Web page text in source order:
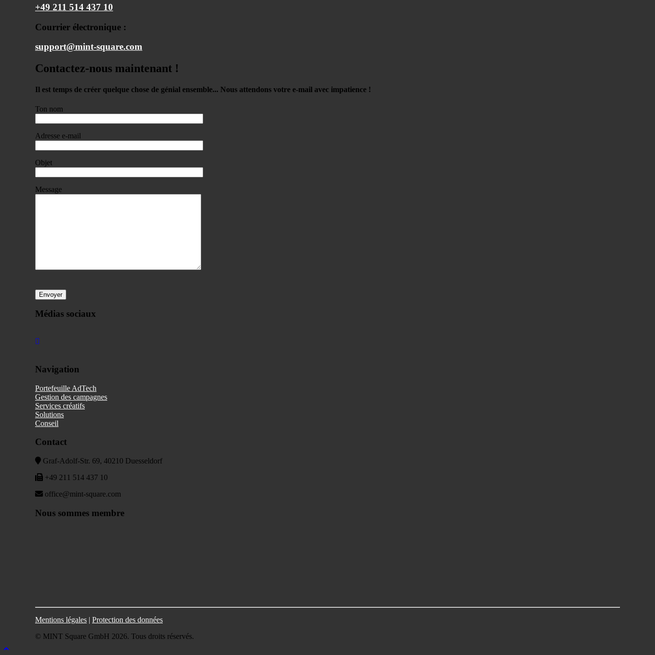
+49 211 514 437 10
Courrier électronique :
support@mint-square.com
Contactez-nous maintenant !
Il est temps de créer quelque chose de génial ensemble... Nous attendons votre e-mail avec impatience !
Ton nom
Adresse e-mail
Objet
Message
lasse
dieses
Feld
leer.
Médias sociaux
Navigation
Portefeuille AdTech
Gestion des campagnes
Services créatifs
Solutions
Conseil
Contact
Graf-Adolf-Str. 69, 40210 Duesseldorf
+49 211 514 437 10
office@mint-square.com
Nous sommes membre
Mentions légales | Protection des données
© MINT Square GmbH 2026. Tous droits réservés.